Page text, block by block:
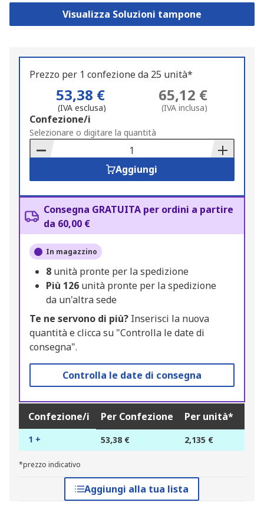
Visualizza Soluzioni tampone
Prezzo per 1 confezione da 25 unità*
53,38 €
(IVA esclusa)
65,12 €
(IVA inclusa)
Add
to
Basket
Confezione/i
Selezionare o digitare la quantità
Aggiungi
Consegna GRATUITA per ordini a partire
da 60,00 €
In magazzino
8 unità pronte per la spedizione
Più 126 unità pronte per la spedizione
da un'altra sede
Te ne servono di più? Inserisci la nuova
quantità e clicca su "Controlla le date di
consegna".
Controlla le date di consegna
Confezione/i Per Confezione Per unità*
1 + 53,38 € 2,135 €
*prezzo indicativo
Aggiungi alla tua lista